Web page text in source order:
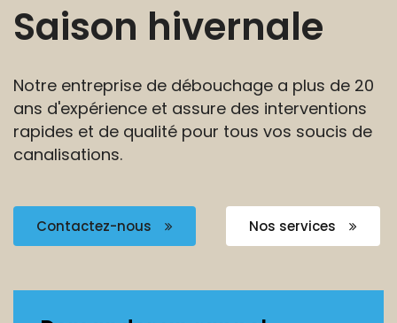
Saison hivernale
Notre entreprise de débouchage a plus de 20
ans d'expérience et assure des interventions
rapides et de qualité pour tous vos soucis de
canalisations.
Contactez-nous Nos services